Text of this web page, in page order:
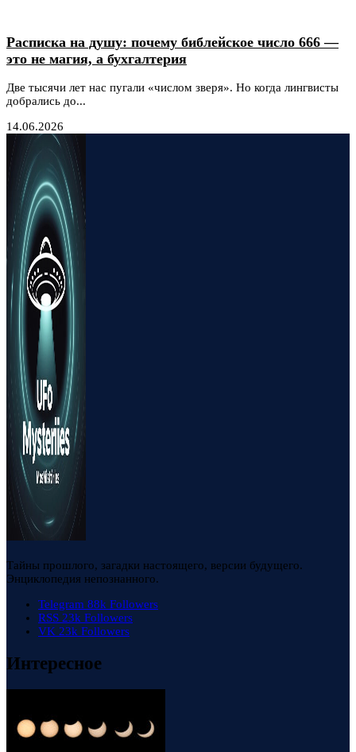
Расписка на душу: почему библейское число 666 —
это не магия, а бухгалтерия
Две тысячи лет нас пугали «числом зверя». Но когда лингвисты
добрались до...
14.06.2026
Тайны прошлого, загадки настоящего, версии будущего.
Энциклопедия непознанного.
Telegram 88k Followers
RSS 23k Followers
VK 23k Followers
Интересное